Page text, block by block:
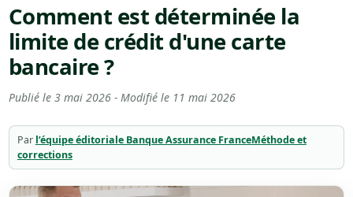
Comment est déterminée la
limite de crédit d'une carte
bancaire ?
Publié le 3 mai 2026- Modifié le 11 mai 2026
Par l’équipe éditoriale Banque Assurance FranceMéthode et
corrections